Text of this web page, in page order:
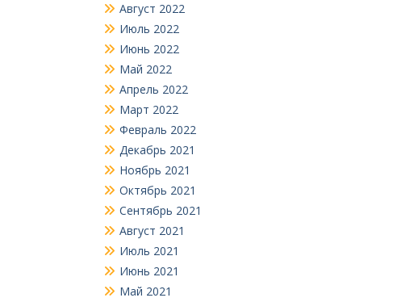
Август 2022
Июль 2022
Июнь 2022
Май 2022
Апрель 2022
Март 2022
Февраль 2022
Декабрь 2021
Ноябрь 2021
Октябрь 2021
Сентябрь 2021
Август 2021
Июль 2021
Июнь 2021
Май 2021